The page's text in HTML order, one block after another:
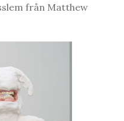
från Matthew